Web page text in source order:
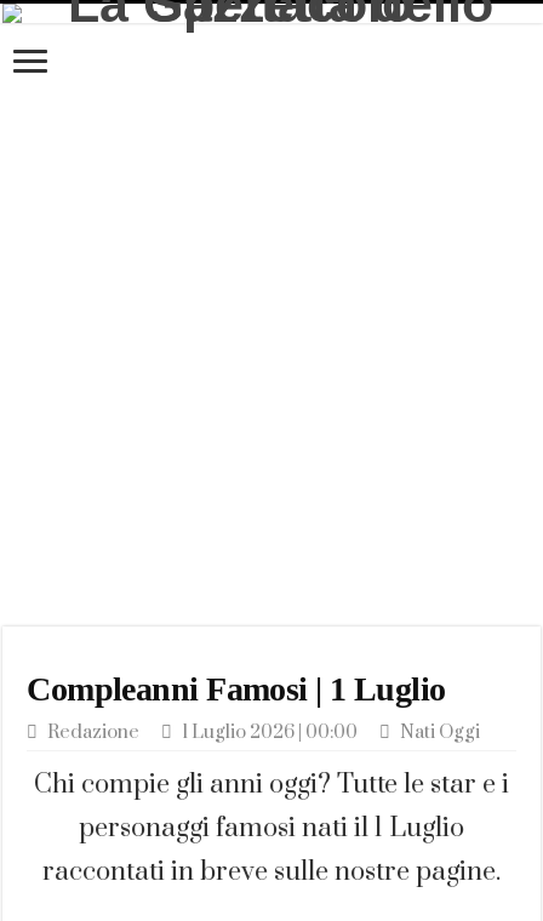
Compleanni Famosi | 1 Luglio
Redazione 1 Luglio 2026 | 00:00 Nati Oggi
Chi compie gli anni oggi? Tutte le star e i
personaggi famosi nati il 1 Luglio
raccontati in breve sulle nostre pagine.